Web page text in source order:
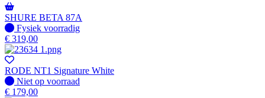
SHURE BETA 87A
Fysiek voorradig
Fysiek voorradig
€ 319,00
RODE NT1 Signature White
Fysiek voorradig
Niet op voorraad
€ 179,00